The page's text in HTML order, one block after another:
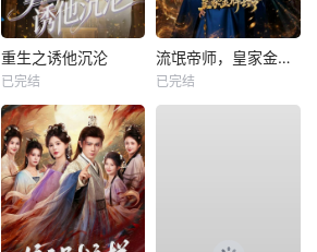
重生之诱他沉沦
已完结
流氓帝师，皇家金牌县令
已完结